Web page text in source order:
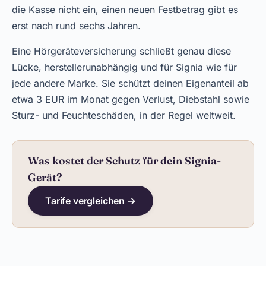
die Kasse nicht ein, einen neuen Festbetrag gibt es
erst nach rund sechs Jahren.
Eine Hörgeräteversicherung schließt genau diese
Lücke, herstellerunabhängig und für Signia wie für
jede andere Marke. Sie schützt deinen Eigenanteil ab
etwa 3 EUR im Monat gegen Verlust, Diebstahl sowie
Sturz- und Feuchteschäden, in der Regel weltweit.
Was kostet der Schutz für dein Signia-
Gerät?
Tarife vergleichen →